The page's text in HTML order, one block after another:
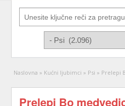
Naslovna » Kućni ljubimci » Psi » Prelepi
Prelepi Bo